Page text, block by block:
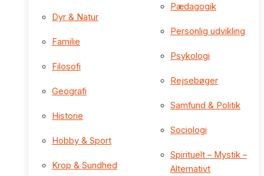
Dyr & Natur
Familie
Filosofi
Geografi
Historie
Hobby & Sport
Krop & Sundhed
Pædagogik
Personlig udvikling
Psykologi
Rejsebøger
Samfund & Politik
Sociologi
Spirituelt – Mystik –
Alternativt